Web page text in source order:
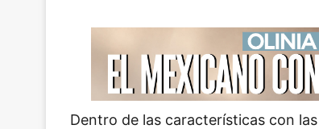
Dentro de las características con